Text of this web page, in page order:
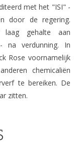
met het "ISI" -
door de regering.
laag gehalte aan
verdunning. In
Rose voornamelijk
chemicaliën
te bereiken. De
zitten.